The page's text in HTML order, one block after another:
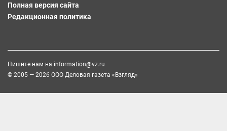
Полная версия сайта
Редакционная политика
Пишите нам на information@vz.ru
© 2005 — 2026 ООО Деловая газета «Взгляд»